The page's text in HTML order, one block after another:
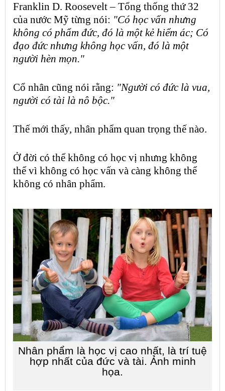
Franklin D. Roosevelt – Tổng thống thứ 32
của nước Mỹ từng nói: "Có học vấn nhưng
không có phẩm đức, đó là một kẻ hiểm ác; Có
đạo đức nhưng không học vấn, đó là một
người hèn mọn."
Cổ nhân cũng nói rằng: "Người có đức là vua,
người có tài là nô bộc."
Thế mới thấy, nhân phẩm quan trọng thế nào.
Ở đời có thể không có học vị nhưng không
thể vì không có học vấn và càng không thể
không có nhân phẩm.
Nhân phẩm là học vị cao nhất, là trí tuệ
hợp nhất của đức và tài. Ảnh minh
họa.